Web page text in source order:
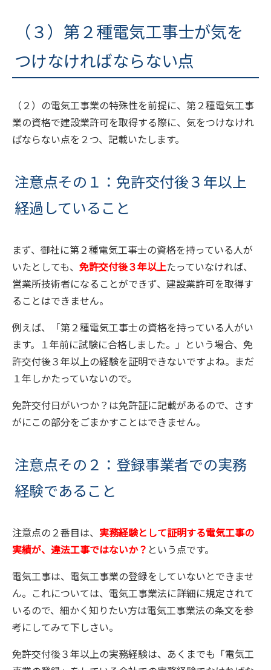
（３）第２種電気工事士が気を
つけなければならない点
（２）の電気工事業の特殊性を前提に、第２種電気工事
業の資格で建設業許可を取得する際に、気をつけなけれ
ばならない点を２つ、記載いたします。
注意点その１：免許交付後３年以上
経過していること
まず、御社に第２種電気工事士の資格を持っている人が
いたとしても、 免許交付後３年以上たっていなければ、
営業所技術者になることができず、建設業許可を取得す
ることはできません。
例えば、「第２種電気工事士の資格を持っている人がい
ます。１年前に試験に合格しました。」という場合、免
許交付後３年以上の経験を証明できないですよね。まだ
１年しかたっていないので。
免許交付日がいつか？は免許証に記載があるので、さす
がにこの部分をごまかすことはできません。
注意点その２：登録事業者での実務
経験であること
注意点の２番目は、 実務経験として証明する電気工事の
実績が、違法工事ではないか？ という点です。
電気工事は、電気工事業の登録をしていないとできませ
ん。これについては、電気工事業法に詳細に規定されて
いるので、細かく知りたい方は電気工事業法の条文を参
考にしてみて下しさい。
免許交付後３年以上の実務経験は、あくまでも「電気工